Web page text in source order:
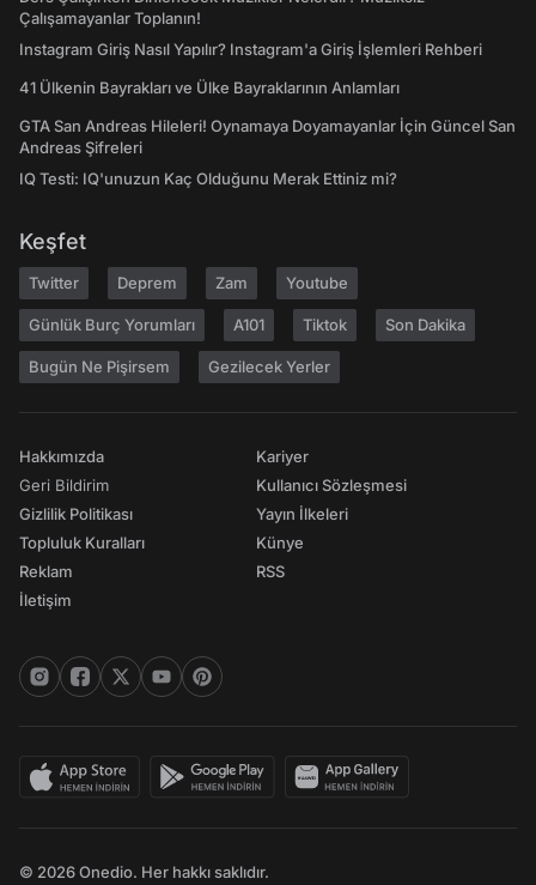
Çalışamayanlar Toplanın!
Instagram Giriş Nasıl Yapılır? Instagram'a Giriş İşlemleri Rehberi
41 Ülkenin Bayrakları ve Ülke Bayraklarının Anlamları
GTA San Andreas Hileleri! Oynamaya Doyamayanlar İçin Güncel San
Andreas Şifreleri
IQ Testi: IQ'unuzun Kaç Olduğunu Merak Ettiniz mi?
Keşfet
Twitter Deprem Zam Youtube
Günlük Burç Yorumları A101 Tiktok Son Dakika
Bugün Ne Pişirsem Gezilecek Yerler
Hakkımızda
Geri Bildirim
Gizlilik Politikası
Topluluk Kuralları
Reklam
İletişim
Kariyer
Kullanıcı Sözleşmesi
Yayın İlkeleri
Künye
RSS
© 2026 Onedio. Her hakkı saklıdır.